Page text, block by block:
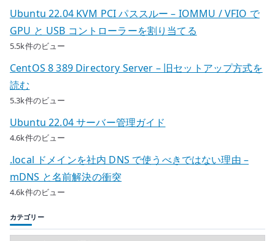
Ubuntu 22.04 KVM PCI パススルー – IOMMU / VFIO で
GPU と USB コントローラーを割り当てる
5.5k件のビュー
CentOS 8 389 Directory Server – 旧セットアップ方式を
読む
5.3k件のビュー
Ubuntu 22.04 サーバー管理ガイド
4.6k件のビュー
.local ドメインを社内 DNS で使うべきではない理由 –
mDNS と名前解決の衝突
4.6k件のビュー
カテゴリー